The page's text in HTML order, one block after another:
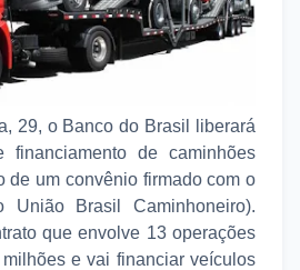
29, o Banco do Brasil liberará
de caminhões
de um convênio firmado com o
União Brasil Caminhoneiro).
que envolve 13 operações
e vai financiar veículos